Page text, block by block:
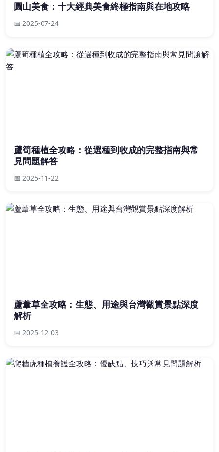
圓山美食：十大經典美食終極指南與在地攻略
📅 2025-07-24
蘆筍種植全攻略：從選種到收成的完整指南與常
見問題解答
📅 2025-11-22
蘆葦草全攻略：生態、用途與台灣觀賞景點深度
解析
📅 2025-12-03